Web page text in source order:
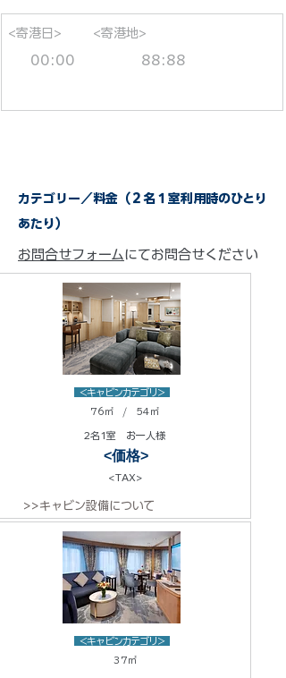
<寄港日>
00:00
<寄港地>
88:88
カテゴリー／料金（２名１室利用時のひとり
あたり）
お問合せフォームにてお問合せください
<キャビンカテゴリ>
76㎡ / 54㎡
2名1室 お一人様
<価格>
<TAX>
>>キャビン設備について
<キャビンカテゴリ>
37㎡